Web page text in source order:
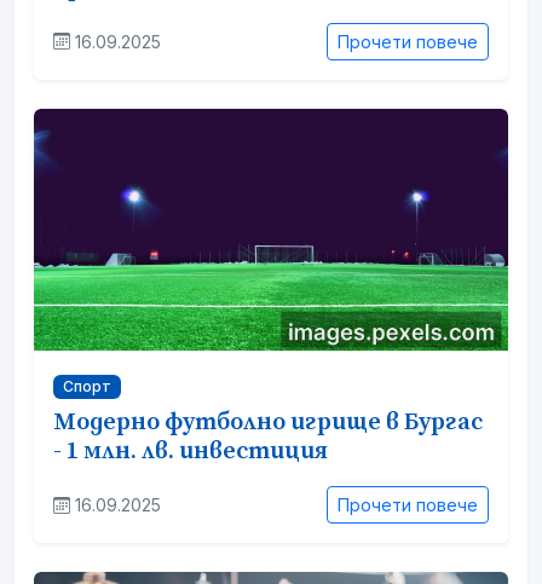
16.09.2025 Прочети повече
Спорт
Модерно футболно игрище в Бургас
- 1 млн. лв. инвестиция
16.09.2025 Прочети повече